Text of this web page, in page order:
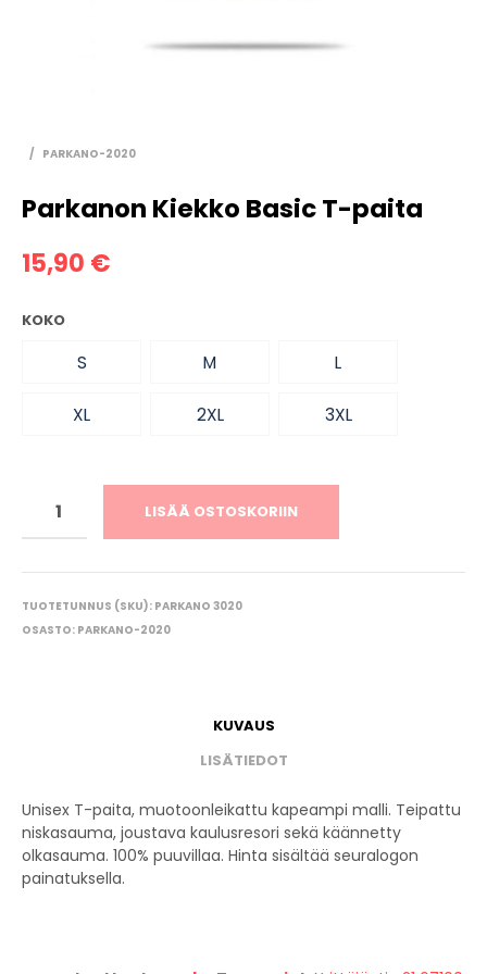
/ PARKANO-2020
Parkanon Kiekko Basic T-paita
15,90 €
KOKO
S M L
XL 2XL 3XL
LISÄÄ OSTOSKORIIN
TUOTETUNNUS (SKU): PARKANO 3020
OSASTO: PARKANO-2020
KUVAUS
LISÄTIEDOT
Unisex T-paita, muotoonleikattu kapeampi malli. Teipattu
niskasauma, joustava kaulusresori sekä käännetty
olkasauma. 100% puuvillaa. Hinta sisältää seuralogon
painatuksella.